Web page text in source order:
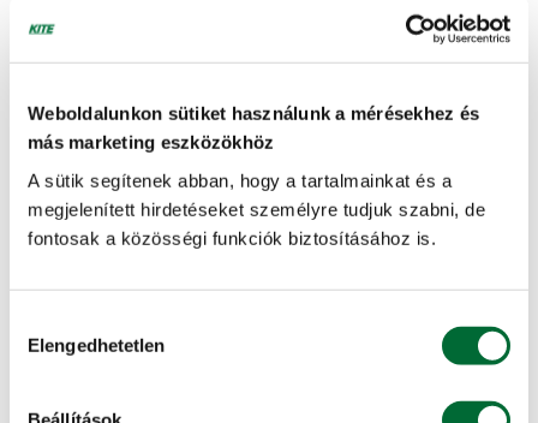
Weboldalunkon sütiket használunk a mérésekhez és
más marketing eszközökhöz
A sütik segítenek abban, hogy a tartalmainkat és a
megjelenített hirdetéseket személyre tudjuk szabni, de
fontosak a közösségi funkciók biztosításához is.
kiválasztása
Elengedhetetlen
raktárak kerülnek kialakításra a műszaki és agronómiai
termékek tárolására. Ezen felül közel 1000 m2-en nyílt tároló
is megvalósul, a nagy gépek tárolására és bemutatására. A
tartozó bruttó 106 m2-es gépmosó és az őrzés-védelem
szolgálat részére a bruttó 75 m2-es portaépület.